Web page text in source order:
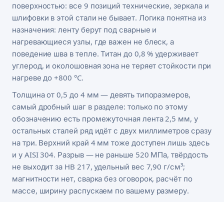
поверхностью: все 9 позиций технические, зеркала и
шлифовки в этой стали не бывает. Логика понятна из
назначения: ленту берут под сварные и
нагревающиеся узлы, где важен не блеск, а
поведение шва в тепле. Титан до 0,8 % удерживает
углерод, и околошовная зона не теряет стойкости при
нагреве до +800 °C.
Толщина от 0,5 до 4 мм — девять типоразмеров,
самый дробный шаг в разделе: только по этому
обозначению есть промежуточная лента 2,5 мм, у
остальных сталей ряд идёт с двух миллиметров сразу
на три. Верхний край 4 мм тоже доступен лишь здесь
и у AISI 304. Разрыв — не раньше 520 МПа, твёрдость
не выходит за HB 217, удельный вес 7,90 г/см³;
магнитности нет, сварка без оговорок, расчёт по
массе, ширину распускаем по вашему размеру.